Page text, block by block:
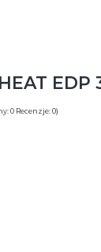
EDP
0 Recenzje: 0)